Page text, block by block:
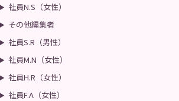
社員N.S（女性）
その他編集者
社員S.R（男性）
社員M.N（女性）
社員H.R（女性）
社員F.A（女性）